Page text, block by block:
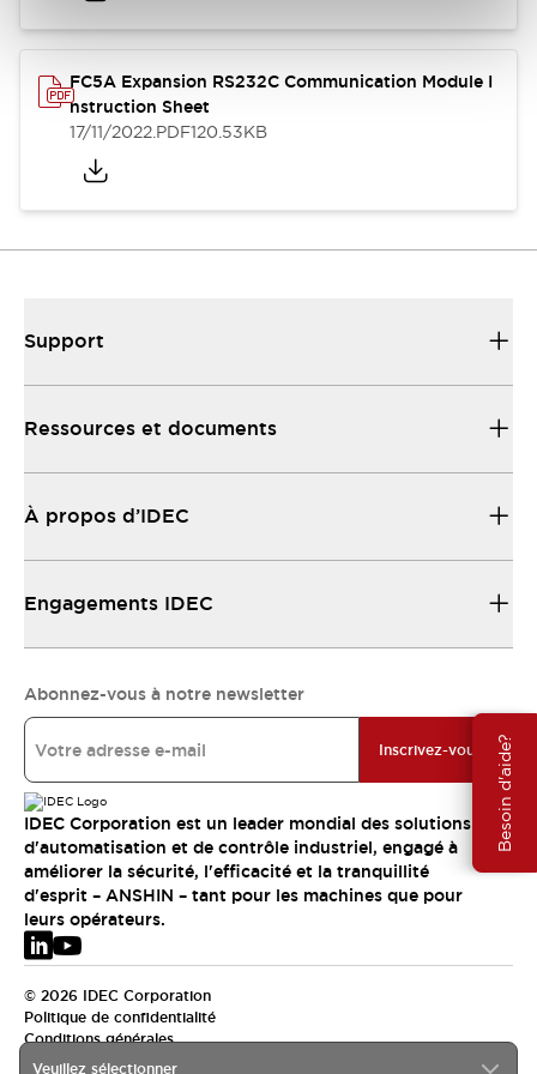
Besoin d'aide?
FC5A Expansion RS232C Communication Module I
nstruction Sheet
17/11/2022.PDF120.53KB
Veuillez sélectionner
Support
Ressources et documents
À propos d’IDEC
Engagements IDEC
Abonnez-vous à notre newsletter
Inscrivez-vous
IDEC Corporation est un leader mondial des solutions
d'automatisation et de contrôle industriel, engagé à
améliorer la sécurité, l'efficacité et la tranquillité
d'esprit – ANSHIN – tant pour les machines que pour
leurs opérateurs.
© 2026 IDEC Corporation
Politique de confidentialité
Conditions générales